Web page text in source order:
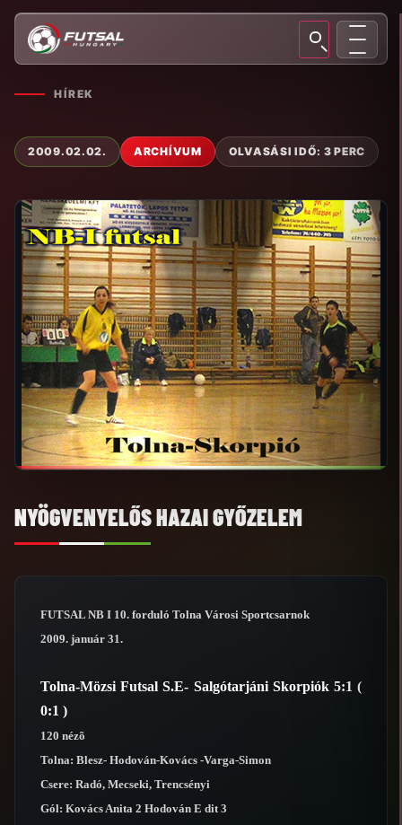
HÍREK
2009.02.02. ARCHÍVUM OLVASÁSI IDŐ: 3 PERC
NYÖGVENYELŐS HAZAI GYŐZELEM
FUTSAL NB I 10. forduló Tolna Városi Sportcsarnok
2009. január 31.
Tolna-Mözsi Futsal S.E- Salgótarjáni Skorpiók 5:1 (
0:1 )
120 nézõ
Tolna: Blesz- Hodován-Kovács -Varga-Simon
Csere: Radó, Mecseki, Trencsényi
Gól: Kovács Anita 2 Hodován E dit 3